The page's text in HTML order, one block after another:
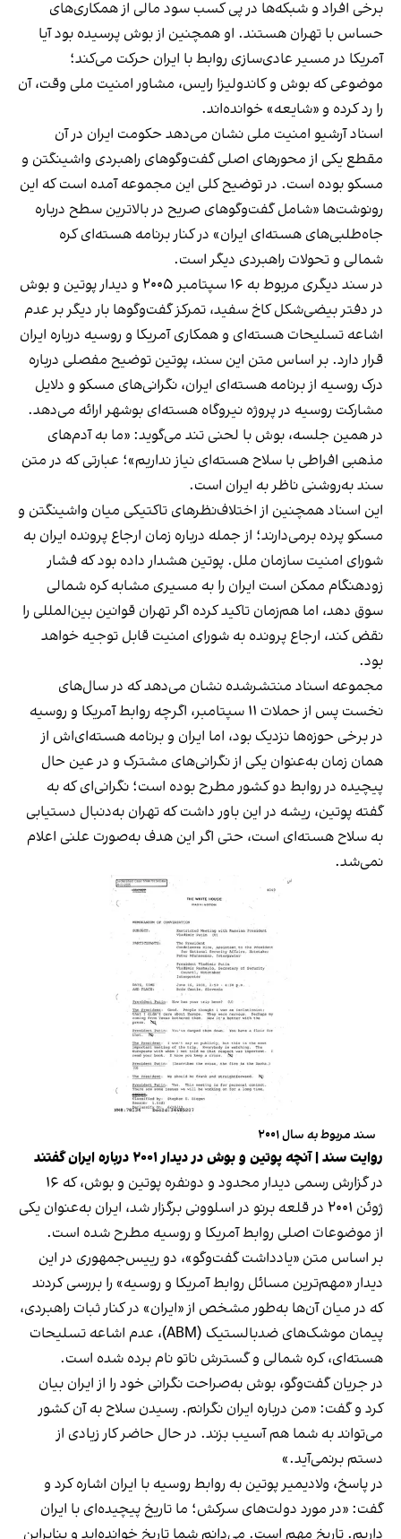
برخی افراد و شبکه‌ها در پی کسب سود مالی از همکاری‌های
حساس با تهران هستند. او همچنین از بوش پرسیده بود آیا
آمریکا در مسیر عادی‌سازی روابط با ایران حرکت می‌کند؛
موضوعی که بوش و کاندولیزا رایس، مشاور امنیت ملی وقت، آن
را رد کرده و «شایعه» خوانده‌اند.
اسناد آرشیو امنیت ملی نشان می‌دهد حکومت ایران در آن
مقطع یکی از محورهای اصلی گفت‌وگوهای راهبردی واشینگتن و
مسکو بوده است. در توضیح کلی این مجموعه آمده است که این
رونوشت‌ها «شامل گفت‌وگوهای صریح در بالاترین سطح درباره
جاه‌طلبی‌های هسته‌ای ایران» در کنار برنامه هسته‌ای کره
شمالی و تحولات راهبردی دیگر است.
در سند دیگری مربوط به ۱۶ سپتامبر ۲۰۰۵ و دیدار پوتین و بوش
در دفتر بیضی‌شکل کاخ سفید، تمرکز گفت‌وگوها بار دیگر بر عدم
اشاعه تسلیحات هسته‌ای و همکاری آمریکا و روسیه درباره ایران
قرار دارد. بر اساس متن این سند، پوتین توضیح مفصلی درباره
درک روسیه از برنامه هسته‌ای ایران، نگرانی‌های مسکو و دلایل
مشارکت روسیه در پروژه نیروگاه هسته‌ای بوشهر ارائه می‌دهد.
در همین جلسه، بوش با لحنی تند می‌گوید: «ما به آدم‌های
مذهبی افراطی با سلاح هسته‌ای نیاز نداریم»؛ عبارتی که در متن
سند به‌روشنی ناظر به ایران است.
این اسناد همچنین از اختلاف‌نظرهای تاکتیکی میان واشینگتن و
مسکو پرده برمی‌دارند؛ از جمله درباره زمان ارجاع پرونده ایران به
شورای امنیت سازمان ملل. پوتین هشدار داده بود که فشار
زودهنگام ممکن است ایران را به مسیری مشابه کره شمالی
سوق دهد، اما هم‌زمان تاکید کرده اگر تهران قوانین بین‌المللی را
نقض کند، ارجاع پرونده به شورای امنیت قابل توجیه خواهد
بود.
مجموعه اسناد منتشرشده نشان می‌دهد که در سال‌های
نخست پس از حملات ۱۱ سپتامبر، اگرچه روابط آمریکا و روسیه
در برخی حوزه‌ها نزدیک بود، اما ایران و برنامه هسته‌ای‌اش از
همان زمان به‌عنوان یکی از نگرانی‌های مشترک و در عین حال
پیچیده در روابط دو کشور مطرح بوده است؛ نگرانی‌ای که به
گفته پوتین، ریشه در این باور داشت که تهران به‌دنبال دستیابی
به سلاح هسته‌ای است، حتی اگر این هدف به‌صورت علنی اعلام
نمی‌شد.
سند مربوط به سال ۲۰۰۱
روایت سند | آنچه پوتین و بوش در دیدار ۲۰۰۱ درباره ایران گفتند
در گزارش رسمی دیدار محدود و دونفره پوتین و بوش، که ۱۶
ژوئن ۲۰۰۱ در قلعه برنو در اسلوونی برگزار شد، ایران به‌عنوان یکی
از موضوعات اصلی روابط آمریکا و روسیه مطرح شده است.
بر اساس متن «یادداشت گفت‌وگو»، دو ريیس‌جمهوری در این
دیدار «مهم‌ترین مسائل روابط آمریکا و روسیه» را بررسی کردند
که در میان آن‌ها به‌طور مشخص از «ایران» در کنار ثبات راهبردی،
پیمان موشک‌های ضدبالستیک (ABM)، عدم اشاعه تسلیحات
هسته‌ای، کره شمالی و گسترش ناتو نام برده شده است.
در جریان گفت‌وگو، بوش به‌صراحت نگرانی خود را از ایران بیان
کرد و گفت: «من درباره ایران نگرانم. رسیدن سلاح به آن کشور
می‌تواند به شما هم آسیب بزند. در حال حاضر کار زیادی از
دستم برنمی‌آید.»
در پاسخ، ولادیمیر پوتین به روابط روسیه با ایران اشاره کرد و
گفت: «در مورد دولت‌های سرکش؛ ما تاریخ پیچیده‌ای با ایران